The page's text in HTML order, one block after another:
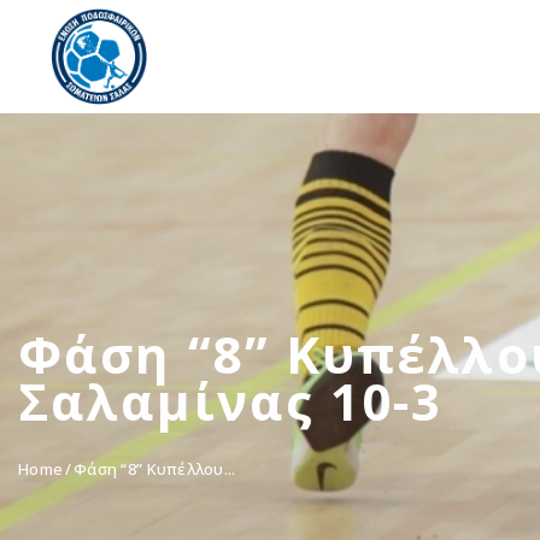
Φάση “8”
Σαλαμίνας 10-3
Home Φάση “8” Κυπέλλου...